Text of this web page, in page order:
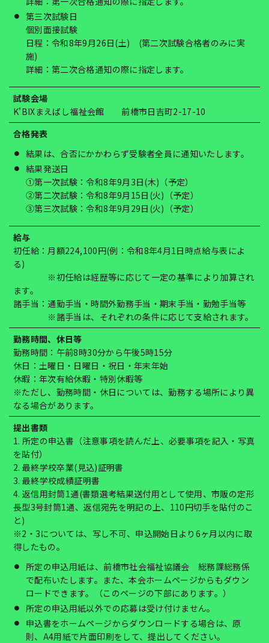
第三次試験日
個別面接試験
日程：令和8年9月26日(土) (第二次試験合格者のみに実
施)
詳細：第二次合格通知の際に指定します。
試験会場
K'BIXまえばし福祉会館 前橋市日吉町2-17-10
合格発表
結果は、合否にかかわらず受験者全員に通知いたします。
結果発送日
①第一次試験：令和8年9月3日(木)（予定）
②第二次試験：令和8年9月15日(火)（予定）
③第三次試験：令和8年9月29日(火)（予定）
給与
初任給：月額224,100円(例：令和8年4月1日時点給与表によ
る)
※初任給は経歴等に応じて一定の基準により加算され
ます。
諸手当：通勤手当・時間外勤務手当・期末手当・勤勉手当等
※諸手当は、それぞれの条件に応じて支給されます。
勤務時間、休日等
勤務時間：午前8時30分から午後5時15分
休日：土曜日・日曜日・祝日・年末年始
休暇：年次有給休暇・特別休暇等
※ただし、勤務時間・休日については、勤務する場所により異
なる場合があります。
提出書類
1. 所定の申込書（注意事項を読んだ上、必要事項を記入・写真
を貼付）
2. 最終学校卒業(見込)証明書
3. 最終学校成績証明書
4. 返信用封筒1通(書類選考結果送付用として使用、市販の定形
長型3号封筒1通、返信宛先を明記の上、110円切手を貼付のこ
と)
※2・3については、写し不可、申込開始日より6ヶ月以内に取
得したもの。
所定の申込用紙は、前橋市社会福祉協議会 総務課総務係
で配布いたします。また、本会ホームページからもダウン
ロードできます。（このページの下部にあります。）
所定の申込用紙以外での応募は受け付けません。
申込書をホームページからダウンロードする場合は、原
則、A4用紙で片面印刷をして、提出してください。